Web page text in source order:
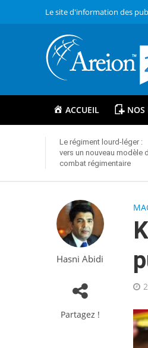
Le site d'information des
ACCUEIL NOS
Le régiment lourd-léger :
vers un nouveau modèle
combat régimentaire
Hasni Abidi
Partagez !